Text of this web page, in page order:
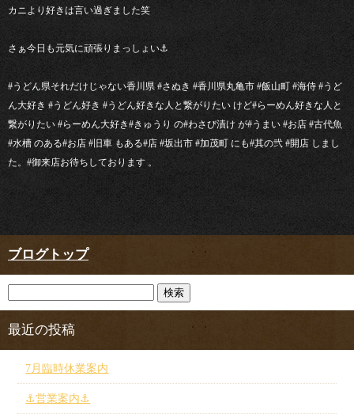
カニより好きは言い過ぎました笑
さぁ今日も元気に頑張りまっしょい⚓︎
#うどん県それだけじゃない香川県 #さぬき #香川県丸亀市 #飯山町 #海侍 #うど
ん大好き #うどん好き #うどん好きな人と繋がりたい けど#らーめん好きな人と
繋がりたい #らーめん大好き#きゅうり の#わさび漬け が#うまい #お店 #古代魚
#水槽 のある#お店 #旧車 もある#店 #坂出市 #加茂町 にも#其の弐 #開店 しまし
た。#御来店お待ちしております 。
ブログトップ
最近の投稿
7月臨時休業案内
⚓︎営業案内⚓︎